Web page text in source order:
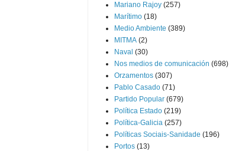
Mariano Rajoy (257)
Marítimo (18)
Medio Ambiente (389)
MITMA (2)
Naval (30)
Nos medios de comunicación (698)
Orzamentos (307)
Pablo Casado (71)
Partido Popular (679)
Política Estado (219)
Política-Galicia (257)
Políticas Sociais-Sanidade (196)
Portos (13)